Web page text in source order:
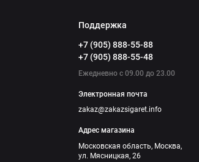
Поддержка
+7 (905) 888-55-88
+7 (905) 888-55-48
Ежедневно с 09.00 до 23.00
Электронная почта
zakaz@zakazsigaret.info
Адрес магазина
Московская область, Москва,
ул. Мясницкая, 26